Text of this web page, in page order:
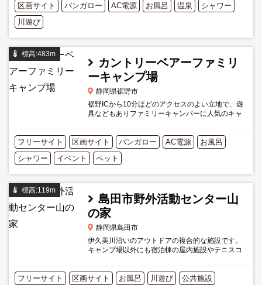
区画サイト バンガロー AC電源 お風呂 温泉
シャワー
川遊び
標高:483m
カントリーベアーファミリ
ーキャンプ場
静岡県裾野市
裾野ICから10分ほどのアクセスのよい立地で、遊
具などもありファミリーキャンパーに人気のキャ
（広さ）は小さめで...
フリーサイト 区画サイト バンガロー AC電源
お風呂
シャワー
イベント ペット
標高:119m
島田市野外活動センター山
の家
静岡県島田市
伊久美川沿いのアウトドアの複合的な施設です。
キャンプ場以外にも宿泊棟の屋内施設やテニスコ
ではなく、駐車場に...
フリーサイト 区画サイト お風呂 川遊び 公共施設